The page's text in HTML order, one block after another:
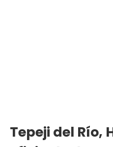
Tepeji del Río,